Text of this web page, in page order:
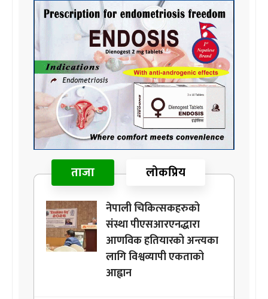
ताजा लोकप्रिय
नेपाली चिकित्सकहरुको
संस्था पीएसआरएनद्धारा
आणविक हतियारको अन्त्यका
लागि विश्वव्यापी एकताको
आह्वान